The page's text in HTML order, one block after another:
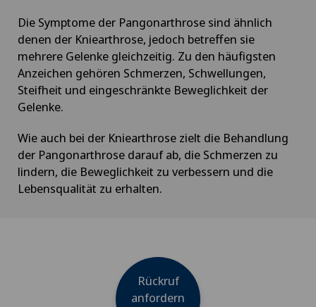
Die Symptome der Pangonarthrose sind ähnlich
denen der Kniearthrose, jedoch betreffen sie
mehrere Gelenke gleichzeitig. Zu den häufigsten
Anzeichen gehören Schmerzen, Schwellungen,
Steifheit und eingeschränkte Beweglichkeit der
Gelenke.
Wie auch bei der Kniearthrose zielt die Behandlung
der Pangonarthrose darauf ab, die Schmerzen zu
lindern, die Beweglichkeit zu verbessern und die
Lebensqualität zu erhalten.
Rückruf
anfordern